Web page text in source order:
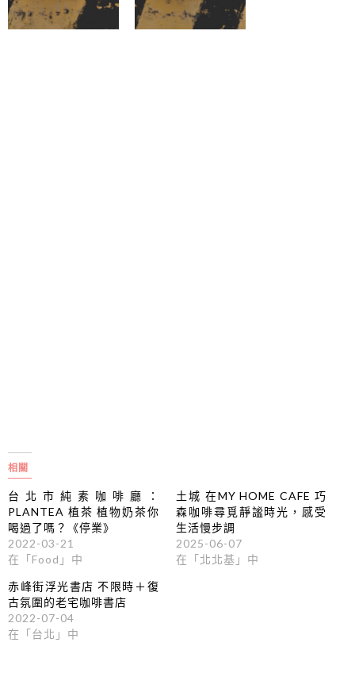
相關
台北市純素咖啡廳：
PLANTEA 植茶 植物奶茶你
喝過了嗎？《停業》
2022-03-21
在「Food」中
土城 在MY HOME CAFE 巧
森咖啡尋覓靜謐時光，感受
生活慢步調
2025-06-07
在「北北基」中
赤峰街浮光書店 不限時＋復
古氛圍的老宅咖啡書店
2022-07-04
在「台北」中